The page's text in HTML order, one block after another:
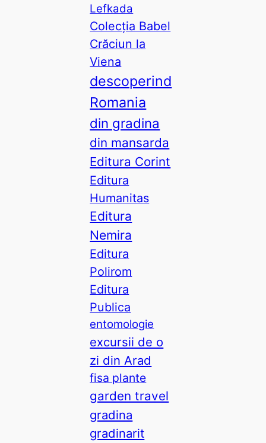
Lefkada
Colecția Babel
Crăciun la
Viena
descoperind
Romania
din gradina
din mansarda
Editura Corint
Editura
Humanitas
Editura
Nemira
Editura
Polirom
Editura
Publica
entomologie
excursii de o
zi din Arad
fisa plante
garden travel
gradina
gradinarit